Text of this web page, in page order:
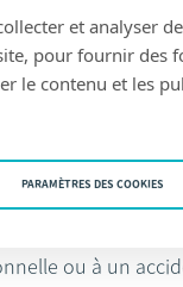
succession de
de l’usufruit sur le
et de
en cas de
prestations de
ou à un
et analyser
pour fournir des
le contenu et les
PARAMÈTRES DES COOKIES